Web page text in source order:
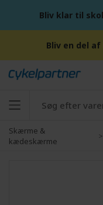
Bliv klar til
Bliv en del
Skærme &
kædeskærme